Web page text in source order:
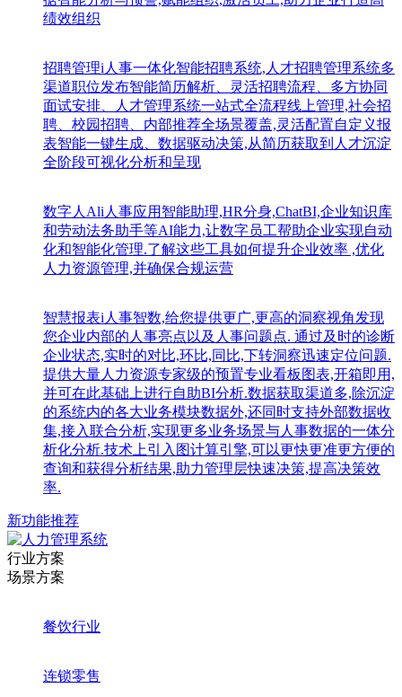
绩效组织
招聘管理i人事一体化智能招聘系统,人才招聘管理系统多
渠道职位发布智能简历解析、灵活招聘流程、多方协同
面试安排、人才管理系统一站式全流程线上管理,社会招
聘、校园招聘、内部推荐全场景覆盖,灵活配置自定义报
表智能一键生成、数据驱动决策,从简历获取到人才沉淀
全阶段可视化分析和呈现
数字人Ali人事应用智能助理,HR分身,ChatBI,企业知识库
和劳动法务助手等AI能力,让数字员工帮助企业实现自动
化和智能化管理.了解这些工具如何提升企业效率 ,优化
人力资源管理,并确保合规运营
智慧报表i人事智数,给您提供更广,更高的洞察视角发现
您企业内部的人事亮点以及人事问题点. 通过及时的诊断
企业状态,实时的对比,环比,同比,下转洞察迅速定位问题.
提供大量人力资源专家级的预置专业看板图表,开箱即用,
并可在此基础上进行自助BI分析.数据获取渠道多,除沉淀
的系统内的各大业务模块数据外,还同时支持外部数据收
集,接入联合分析,实现更多业务场景与人事数据的一体分
析化分析.技术上引入图计算引擎,可以更快更准更方便的
查询和获得分析结果,助力管理层快速决策,提高决策效
率.
新功能推荐
行业方案
场景方案
餐饮行业
连锁零售